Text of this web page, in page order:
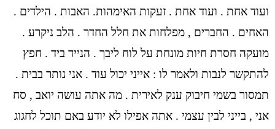
ועוד אחת . ועוד אחת . זעקות האימהות. האבות . הילדים .
האחים . החברים , מפלחות את חלל החדר . הלב ניקרע .
מועקה חסרת חיות מונחת על לוח ליבך . הנייד ביד . חפץ
להתקשר לנבות ולאמר לו : אייני יכול עוד . אני נותר בבית .
תמסור בשמי חיבוק ענק לאירית . מה אתה עושה יואב , סח
אני , בייני לבין עצמי . אתה אפילו לא יודע באם תוכל לחגוג